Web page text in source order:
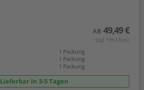
AB 49,49 €
(zzgl. 19% Mwst.)
1 Packung
1 Packung
1 Packung
Lieferbar in 3-5 Tagen